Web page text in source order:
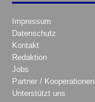
Impressum
Datenschutz
Kontakt
Redaktion
Jobs
Partner / Kooperationen
Unterstützt uns